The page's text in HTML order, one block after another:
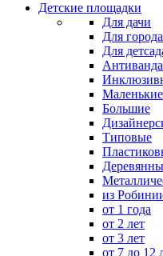
Детские площадки
Для дачи
Для города
Для
Маленькие
Большие
Типовые
из
от 1 года
от 2 лет
от 3 лет
от 7 до 12